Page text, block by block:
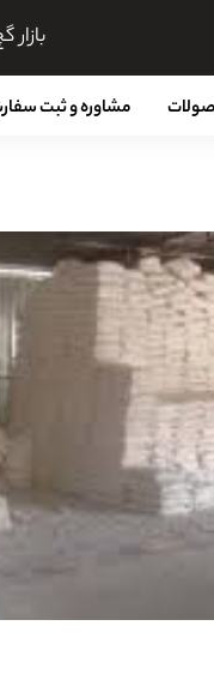
مشاوره و ثبت